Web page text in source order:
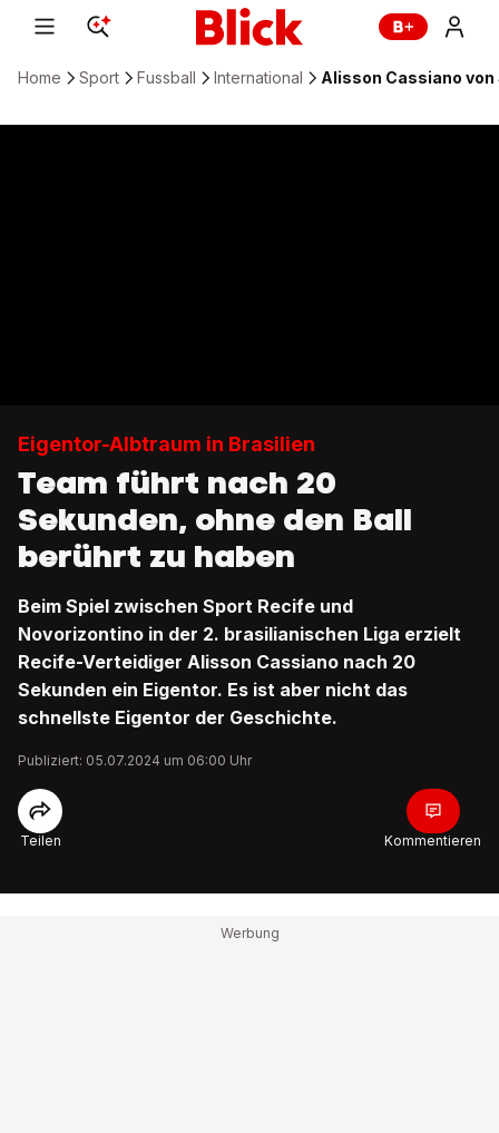
Home Sport Fussball International Alisson Cassiano
Eigentor-Albtraum in Brasilien
Team führt nach 20
Sekunden, ohne den Ball
berührt zu haben
Beim Spiel zwischen Sport Recife und
Novorizontino in der 2. brasilianischen Liga erzielt
Recife-Verteidiger Alisson Cassiano nach 20
Sekunden ein Eigentor. Es ist aber nicht das
schnellste Eigentor der Geschichte.
Publiziert: 05.07.2024 um 06:00 Uhr
Teilen Kommentieren